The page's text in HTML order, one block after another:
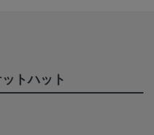
トハット